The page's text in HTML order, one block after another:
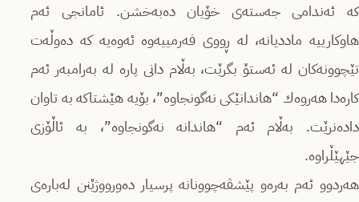
كه‌ ئه‌ندامی جه‌سته‌ی خۆیان ده‌به‌خشن‌. ئامانجی ئه‌م
هاوكارییه‌ ماددیانه‌، له‌ ڕووی فه‌رمییه‌وه‌ ئه‌وه‌یه‌ كه‌ ده‌وڵه‌ت
تێچوونه‌كان له‌ ئه‌ستۆ بگرێت، به‌ڵام دانی پاره‌ له‌ به‌رامبه‌ر ئه‌م
كاره‌دا هه‌روه‌ك “هاندانێكی نه‌گونجاوه‌”، بۆیه‌ هێشتاكه‌ به‌ تاوان
داده‌نرێت. به‌ڵام ئه‌م “هاندانه‌ نه‌گونجاوه‌”، به‌ ئاڵۆزی
جێهێڵراوه‌‌.
هه‌ردوو ئه‌م به‌ره‌و پێشڤه‌چوونانه‌ پرسیار ده‌ورووژێنن له‌باره‌ی